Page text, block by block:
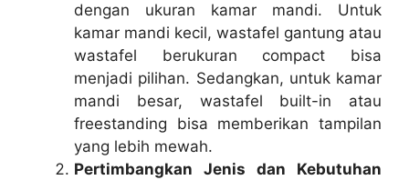
dengan ukuran kamar mandi. Untuk
kamar mandi kecil, wastafel gantung atau
wastafel berukuran compact bisa
menjadi pilihan. Sedangkan, untuk kamar
mandi besar, wastafel built-in atau
freestanding bisa memberikan tampilan
yang lebih mewah.
Pertimbangkan Jenis dan Kebutuhan